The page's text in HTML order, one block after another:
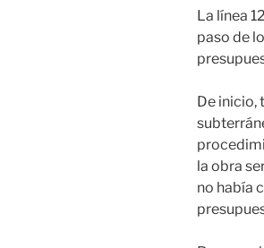
La línea
paso de
De inicio,
la obra
no había